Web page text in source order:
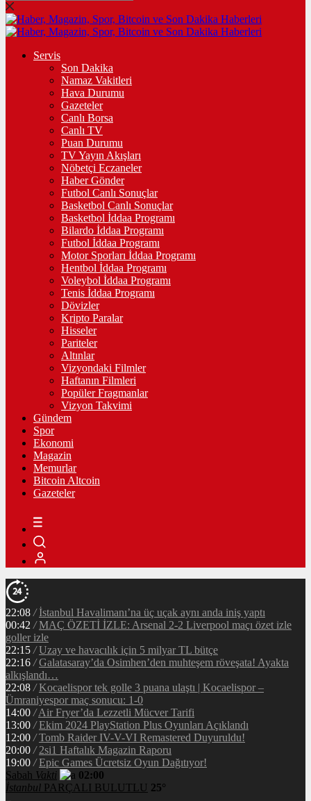
Servis
Son Dakika
Namaz Vakitleri
Hava Durumu
Gazeteler
Canlı Borsa
Canlı TV
Puan Durumu
TV Yayın Akışları
Nöbetçi Eczaneler
Haber Gönder
Futbol Canlı Sonuçlar
Basketbol Canlı Sonuçlar
Basketbol İddaa Programı
Bilardo İddaa Programı
Futbol İddaa Programı
Motor Sporları İddaa Programı
Hentbol İddaa Programı
Voleybol İddaa Programı
Tenis İddaa Programı
Dövizler
Kripto Paralar
Hisseler
Pariteler
Altınlar
Vizyondaki Filmler
Haftanın Filmleri
Popüler Fragmanlar
Vizyon Takvimi
Gündem
Spor
Ekonomi
Magazin
Memurlar
Bitcoin Altcoin
Gazeteler
22:08 / İstanbul Havalimanı’na üç uçak aynı anda iniş yaptı
00:42 / MAÇ ÖZETİ İZLE: Arsenal 2-2 Liverpool maçı özet izle
goller izle
22:15 / Uzay ve havacılık için 5 milyar TL bütçe
22:16 / Galatasaray’da Osimhen’den muhteşem röveşata! Ayakta
alkışlandı…
22:08 / Kocaelispor tek golle 3 puana ulaştı | Kocaelispor –
Ümraniyespor maç sonucu: 1-0
14:00 / Air Fryer’da Lezzetli Mücver Tarifi
13:00 / Ekim 2024 PlayStation Plus Oyunları Açıklandı
12:00 / Tomb Raider IV-V-VI Remastered Duyuruldu!
20:00 / 2si1 Haftalık Magazin Raporu
19:00 / Epic Games Ücretsiz Oyun Dağıtıyor!
Sabah Vakti
02:00
İstanbul PARÇALI BULUTLU 25°